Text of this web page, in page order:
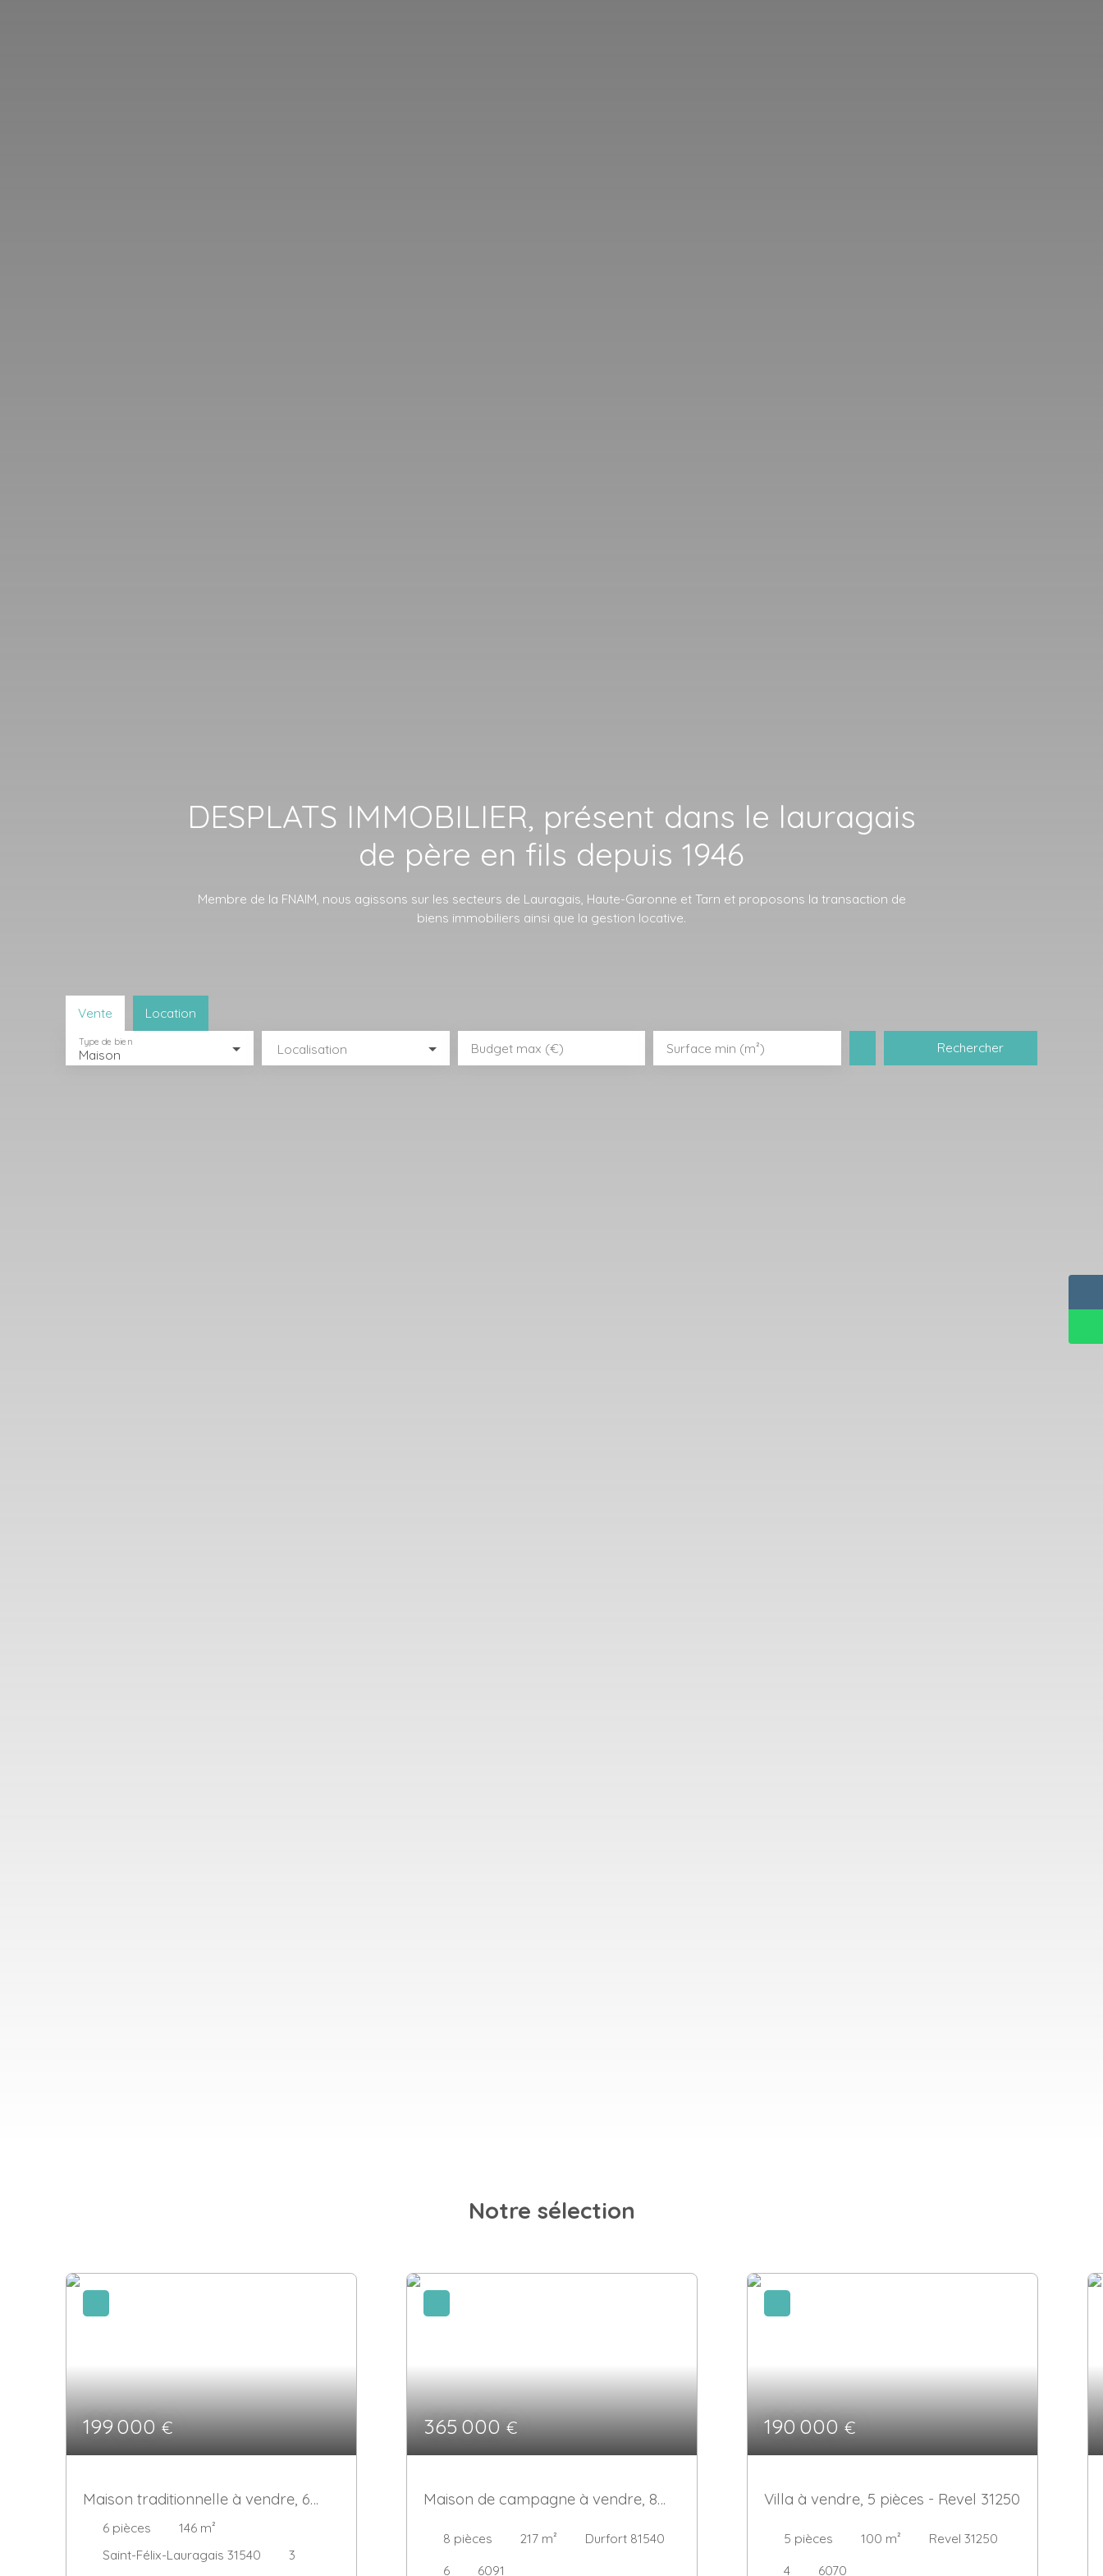
DESPLATS IMMOBILIER, présent dans le lauragais
de père en fils depuis 1946
Membre de la FNAIM, nous agissons sur les secteurs de Lauragais, Haute-Garonne et Tarn et proposons la transaction de
biens immobiliers ainsi que la gestion locative.
Vente Location
Maison
Type de bien Localisation Budget max (€) Surface min (m²) Rechercher
Notre sélection
199 000€
Maison traditionnelle à vendre, 6
pièces - Saint-Félix-Lauragais 31540
6 pièces 146 m²
Saint-Félix-Lauragais 31540
3
365 000€
Maison de campagne à vendre, 8
8 pièces 217 m²
Durfort 81540
6
6091
190 000€
Villa à vendre, 5 pièces - Revel 31250
5 pièces 100 m²
Revel 31250
4
6070